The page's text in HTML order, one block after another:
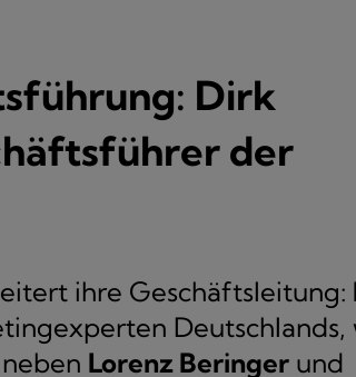
Dirk
der
ihre Geschäftsleitung:
Deutschlands,
Lorenz Beringer und